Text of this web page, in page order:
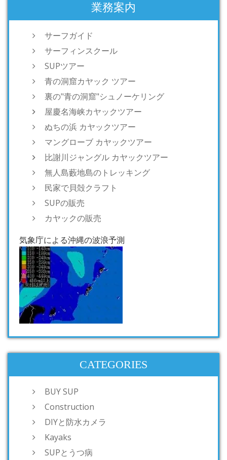
業務案内
サーフガイド
サーフィンスクール
SUPツアー
青の洞窟カヤック ツアー
裏の"青の洞窟"シュノーケリング
屋慶名海峡カヤックツアー
ぬちの浜 カヤックツアー
マングローブ カヤックツアー
比謝川ジャングル カヤックツアー
無人島藪地島のトレッキング
民家で貝殻クラフト
SUPの販売
カヤックの販売
気象庁による沖縄の波浪予測
CATEGORIES
BUY SUP
Construction
DIYと防水カメラ
Kayaks
SUPとうつ病